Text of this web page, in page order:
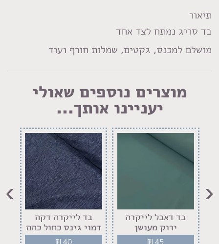
תיאור
בד סריג נמתח לצד אחד
מושלם למכנס, גקטים, שמלות חורף ועוד
מוצרים נוספים שאולי
יעניינו אותך...
בד דאבל לייקרה
ירוק מעושן
בד לייקרה דקה
דמוי גינס כחול כהה
‹
›